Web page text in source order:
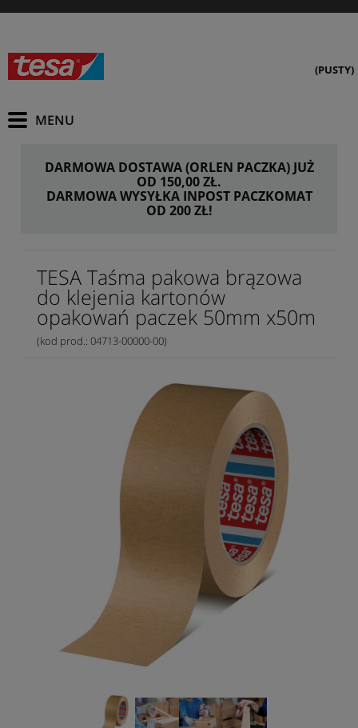
(PUSTY)
DARMOWA DOSTAWA (ORLEN PACZKA) JUŻ
OD 150,00 ZŁ.
DARMOWA WYSYŁKA INPOST PACZKOMAT
OD 200 ZŁ!
TESA Taśma pakowa brązowa
do klejenia kartonów
opakowań paczek 50mm x50m
(kod prod.: 04713-00000-00)